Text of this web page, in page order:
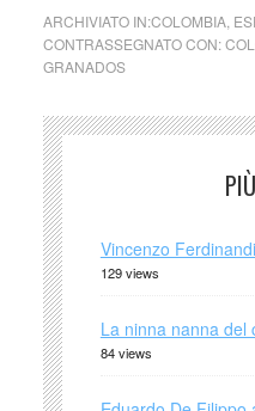
ARCHIVIATO IN:COLOMBIA,
CONTRASSEGNATO CON:
GRANADOS
Vincenzo
129 views
La ninna nanna del
84 views